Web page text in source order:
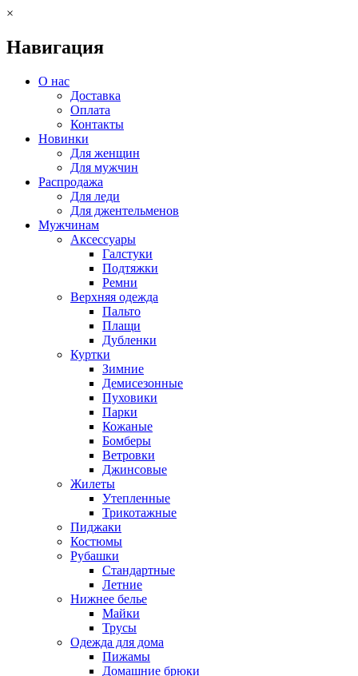
×
Навигация
О нас
Доставка
Оплата
Контакты
Новинки
Для женщин
Для мужчин
Распродажа
Для леди
Для джентельменов
Мужчинам
Аксессуары
Галстуки
Подтяжки
Ремни
Верхняя одежда
Пальто
Плащи
Дубленки
Куртки
Зимние
Демисезонные
Пуховики
Парки
Кожаные
Бомберы
Ветровки
Джинсовые
Жилеты
Утепленные
Трикотажные
Пиджаки
Костюмы
Рубашки
Стандартные
Летние
Нижнее белье
Майки
Трусы
Одежда для дома
Пижамы
Домашние брюки